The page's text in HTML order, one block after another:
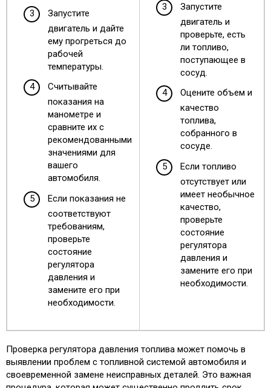
Запустите
двигатель и дайте
ему прогреться до
рабочей
температуры.
Считывайте
показания на
манометре и
сравните их с
рекомендованными
значениями для
вашего
автомобиля.
Если показания не
соответствуют
требованиям,
проверьте
состояние
регулятора
давления и
замените его при
необходимости.
Запустите
двигатель и
проверьте, есть
ли топливо,
поступающее в
сосуд.
Оцените объем и
качество
топлива,
собранного в
сосуде.
Если топливо
отсутствует или
имеет необычное
качество,
проверьте
состояние
регулятора
давления и
замените его при
необходимости.
Проверка регулятора давления топлива может помочь в
выявлении проблем с топливной системой автомобиля и
своевременной замене неисправных деталей. Это важная